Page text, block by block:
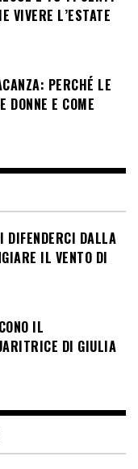
VIVERE L’ESTATE
PERCHÉ LE
DONNE E COME
DIFENDERCI DALLA
IL VENTO DI
IL
DI GIULIA